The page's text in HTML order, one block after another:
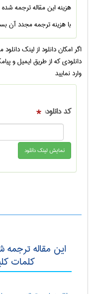
هزینه این مقاله ترجمه شده
با هزینه ترجمه مجدد آن
اگر امکان دانلود از لینک
دانلودی که از طریق ایمیل و
وارد نمایید
کد دانلود: *
این مقاله ترجمه
کلمات